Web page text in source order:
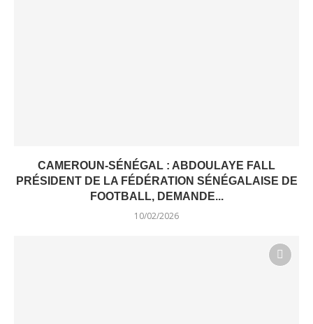
CAMEROUN-SÉNÉGAL : ABDOULAYE FALL
PRÉSIDENT DE LA FÉDÉRATION SÉNÉGALAISE DE
FOOTBALL, DEMANDE...
10/02/2026